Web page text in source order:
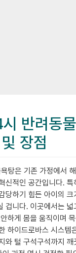
반려동
장점
탕은 기존 가정에서
신적인 공간입니다.
당하기 힘든 아이의
겁니다. 이곳에서는
하게 몸을 움직이며
하이드로바스 시스템
와 털 구석구석까지